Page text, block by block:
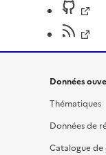
Données
Thématiques
Données de
Catalogue de